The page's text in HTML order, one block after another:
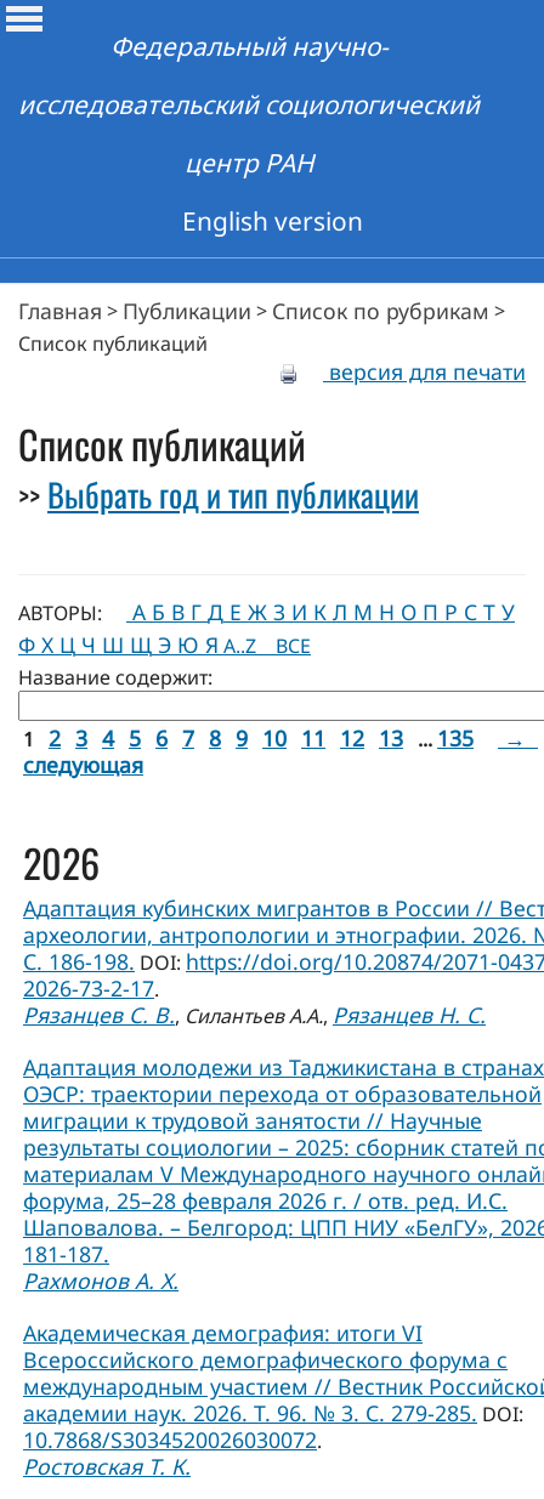
Федеральный научно-
исследовательский социологический
центр РАН
English version
Главная > Публикации > Список по рубрикам >
Список публикаций
версия для печати
Список публикаций
>>Выбрать год и тип публикации
АВТОРЫ: А Б В Г Д Е Ж З И К Л М Н О П Р С Т У
Ф Х Ц Ч Ш Щ Э Ю Я A..Z ВСЕ
Название содержит:
1 2 3 4 5 6 7 8 9 10 11 12 13 ... 135
→
следующая
2026
Адаптация кубинских мигрантов в России //
археологии, антропологии и этнографии. 2026.
С. 186-198. DOI: https://doi.org/10.20874/2071-
2026-73-2-17.
Рязанцев С. В., Силантьев А.А., Рязанцев Н. С.
Адаптация молодежи из Таджикистана в странах
ОЭСР: траектории перехода от образовательной
миграции к трудовой занятости // Научные
результаты социологии – 2025: сборник статей
материалам V Международного научного
форума, 25–28 февраля 2026 г. / отв. ред. И.С.
Шаповалова. – Белгород: ЦПП НИУ «БелГУ»,
181-187.
Рахмонов А. Х.
Академическая демография: итоги VI
Всероссийского демографического форума с
международным участием // Вестник
академии наук. 2026. Т. 96. № 3. С. 279-285. DOI:
10.7868/S3034520026030072.
Ростовская Т. К.